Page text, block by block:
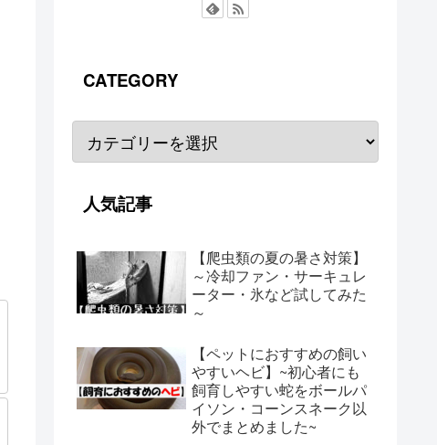
CATEGORY
人気記事
【爬虫類の夏の暑さ対策】
～冷却ファン・サーキュレ
ーター・氷など試してみた
～
【ペットにおすすめの飼い
やすいヘビ】~初心者にも
飼育しやすい蛇をボールパ
イソン・コーンスネーク以
外でまとめました~